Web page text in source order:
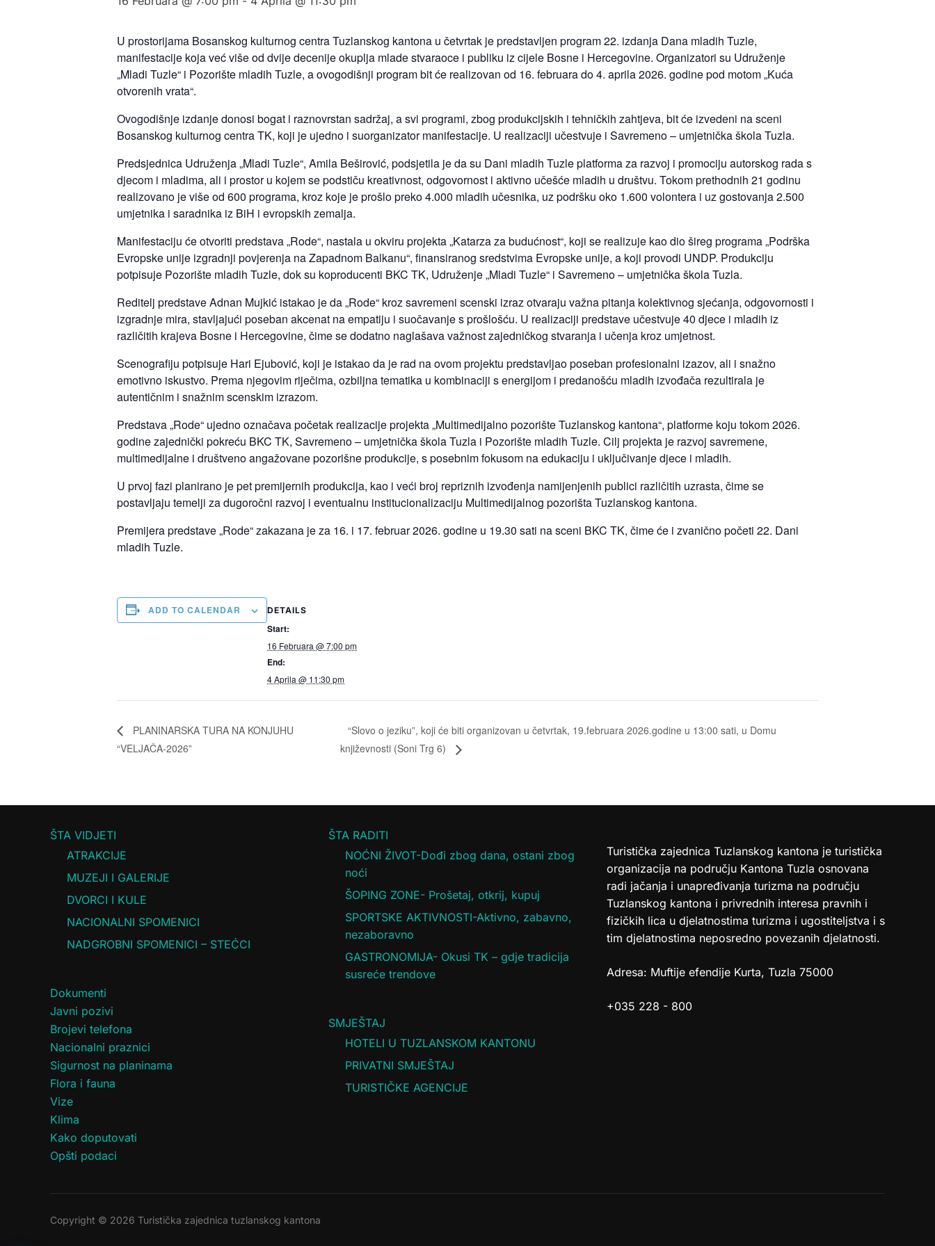
U prostorijama Bosanskog kulturnog centra Tuzlanskog kantona u četvrtak je predstavljen program 22. izdanja Dana mladih Tuzle,
manifestacije koja već više od dvije decenije okuplja mlade stvaraoce i publiku iz cijele Bosne i Hercegovine. Organizatori su Udruženje
„Mladi Tuzle“ i Pozorište mladih Tuzle, a ovogodišnji program bit će realizovan od 16. februara do 4. aprila 2026. godine pod motom „Kuća
otvorenih vrata“.
Ovogodišnje izdanje donosi bogat i raznovrstan sadržaj, a svi programi, zbog produkcijskih i tehničkih zahtjeva, bit će izvedeni na sceni
Bosanskog kulturnog centra TK, koji je ujedno i suorganizator manifestacije. U realizaciji učestvuje i Savremeno – umjetnička škola Tuzla.
Predsjednica Udruženja „Mladi Tuzle“, Amila Beširović, podsjetila je da su Dani mladih Tuzle platforma za razvoj i promociju autorskog rada s
djecom i mladima, ali i prostor u kojem se podstiču kreativnost, odgovornost i aktivno učešće mladih u društvu. Tokom prethodnih 21 godinu
realizovano je više od 600 programa, kroz koje je prošlo preko 4.000 mladih učesnika, uz podršku oko 1.600 volontera i uz gostovanja 2.500
umjetnika i saradnika iz BiH i evropskih zemalja.
Manifestaciju će otvoriti predstava „Rode“, nastala u okviru projekta „Katarza za budućnost“, koji se realizuje kao dio šireg programa „Podrška
Evropske unije izgradnji povjerenja na Zapadnom Balkanu“, finansiranog sredstvima Evropske unije, a koji provodi UNDP. Produkciju
potpisuje Pozorište mladih Tuzle, dok su koproducenti BKC TK, Udruženje „Mladi Tuzle“ i Savremeno – umjetnička škola Tuzla.
Reditelj predstave Adnan Mujkić istakao je da „Rode“ kroz savremeni scenski izraz otvaraju važna pitanja kolektivnog sjećanja, odgovornosti i
izgradnje mira, stavljajući poseban akcenat na empatiju i suočavanje s prošlošću. U realizaciji predstave učestvuje 40 djece i mladih iz
različitih krajeva Bosne i Hercegovine, čime se dodatno naglašava važnost zajedničkog stvaranja i učenja kroz umjetnost.
Scenografiju potpisuje Hari Ejubović, koji je istakao da je rad na ovom projektu predstavljao poseban profesionalni izazov, ali i snažno
emotivno iskustvo. Prema njegovim riječima, ozbiljna tematika u kombinaciji s energijom i predanošću mladih izvođača rezultirala je
autentičnim i snažnim scenskim izrazom.
Predstava „Rode“ ujedno označava početak realizacije projekta „Multimedijalno pozorište Tuzlanskog kantona“, platforme koju tokom 2026.
godine zajednički pokreću BKC TK, Savremeno – umjetnička škola Tuzla i Pozorište mladih Tuzle. Cilj projekta je razvoj savremene,
multimedijalne i društveno angažovane pozorišne produkcije, s posebnim fokusom na edukaciju i uključivanje djece i mladih.
U prvoj fazi planirano je pet premijernih produkcija, kao i veći broj repriznih izvođenja namijenjenih publici različitih uzrasta, čime se
postavljaju temelji za dugoročni razvoj i eventualnu institucionalizaciju Multimedijalnog pozorišta Tuzlanskog kantona.
Premijera predstave „Rode“ zakazana je za 16. i 17. februar 2026. godine u 19.30 sati na sceni BKC TK, čime će i zvanično početi 22. Dani
mladih Tuzle.
ADD TO CALENDAR DETAILS
Start:
16 Februara @ 7:00 pm
End:
4 Aprila @ 11:30 pm
PLANINARSKA TURA NA KONJUHU
“VELJAČA-2026”
“Slovo o jeziku”, koji će biti organizovan u četvrtak, 19.februara 2026.godine u 13:00 sati, u Domu
književnosti (Soni Trg 6)
ŠTA VIDJETI
ATRAKCIJE
MUZEJI I GALERIJE
DVORCI I KULE
NACIONALNI SPOMENICI
NADGROBNI SPOMENICI – STEĆCI
Dokumenti
Javni pozivi
Brojevi telefona
Nacionalni praznici
Sigurnost na planinama
Flora i fauna
Vize
Klima
Kako doputovati
Opšti podaci
ŠTA RADITI
NOĆNI ŽIVOT-Dođi zbog dana, ostani zbog
noći
ŠOPING ZONE- Prošetaj, otkrij, kupuj
SPORTSKE AKTIVNOSTI-Aktivno, zabavno,
nezaboravno
GASTRONOMIJA- Okusi TK – gdje tradicija
susreće trendove
SMJEŠTAJ
HOTELI U TUZLANSKOM KANTONU
PRIVATNI SMJEŠTAJ
TURISTIČKE AGENCIJE
Turistička zajednica Tuzlanskog kantona je turistička
organizacija na području Kantona Tuzla osnovana
radi jačanja i unapređivanja turizma na području
Tuzlanskog kantona i privrednih interesa pravnih i
fizičkih lica u djelatnostima turizma i ugostiteljstva i s
tim djelatnostima neposredno povezanih djelatnosti.
Adresa: Muftije efendije Kurta, Tuzla 75000
+035 228 - 800
Copyright © 2026 Turistička zajednica tuzlanskog kantona